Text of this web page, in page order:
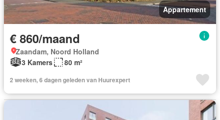
Appartement
€ 860/maand
Zaandam, Noord Holland
3 Kamers
80 m²
2 weeken, 6 dagen geleden van Huurexpert